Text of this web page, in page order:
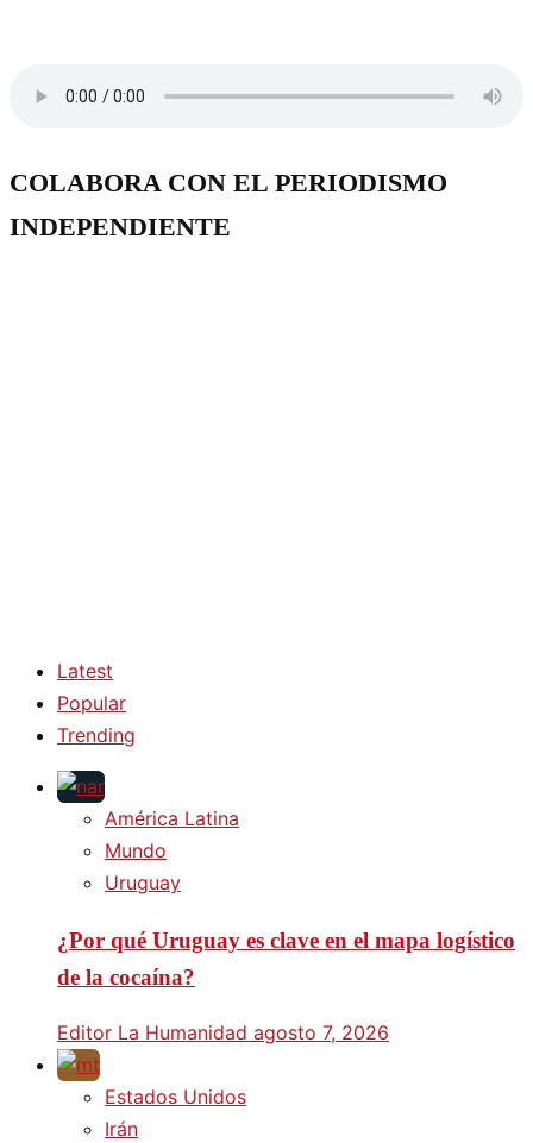
COLABORA CON EL PERIODISMO
INDEPENDIENTE
Latest
Popular
Trending
América Latina
Mundo
Uruguay
¿Por qué Uruguay es clave en el mapa logístico
de la cocaína?
Editor La Humanidad agosto 7, 2026
Estados Unidos
Irán